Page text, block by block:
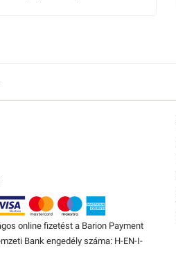
online fizetést a Barion Payment
Bank engedély száma: H-EN-I-